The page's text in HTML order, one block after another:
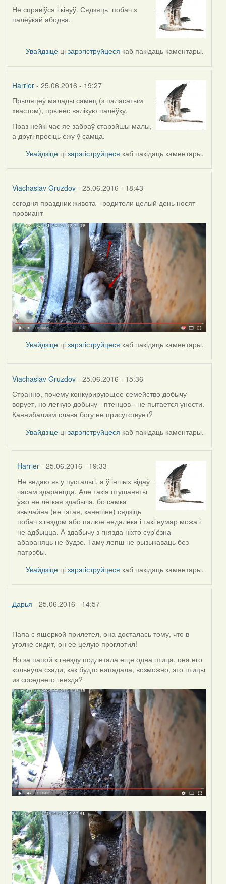
Не справіўся і кінуў. Сядзяць побач з
палёўкай абодва.
Увайдзіце цізарэгіструйцеся каб пакідаць каментары.
Harrier- 25.06.2016 - 19:27
Прыляцеў малады самец (з паласатым
хвастом), прынёс вялікую палёўку.
Праз нейкі час яе забраў старэйшы малы,
а другі просіць ежу ў самца.
Увайдзіце цізарэгіструйцеся каб пакідаць каментары.
Viachaslav Gruzdov- 25.06.2016 - 18:43
сегодня праздник живота - родители целый день носят
провиант
Увайдзіце цізарэгіструйцеся каб пакідаць каментары.
Viachaslav Gruzdov- 25.06.2016 - 15:36
Странно, почему конкурирующее семейство добычу
ворует, но легкую добычу - птенцов - не пытается унести.
Каннибализм слава богу не присутствует?
Увайдзіце цізарэгіструйцеся каб пакідаць каментары.
Harrier - 25.06.2016 - 19:33
In
reply
to
by
Viachaslav
Gruzdov
Не ведаю як у пустальгі, а ў іншых відаў
часам здараецца. Але такія птушаняты
ўжо не лёгкая здабыча, бо самка
звычайна (не гэтая, канешне) сядзіць
побач з гнздом або палюе недалёка і такі нумар можа і
не адбыцца. А здабычу з гнязда ніхто сур'ёзна
абараняць не будзе. Таму лепш не рызыкаваць без
патрэбы.
Увайдзіце цізарэгіструйцеся каб пакідаць каментары.
Дарья - 25.06.2016 - 14:57
Папа с ящеркой прилетел, она досталась тому, что в
уголке сидит, он ее целую проглотил!
Но за папой к гнезду подлетала еще одна птица, она его
кольнула сзади, как будто нападала, возможно, это птицы
из соседнего гнезда?